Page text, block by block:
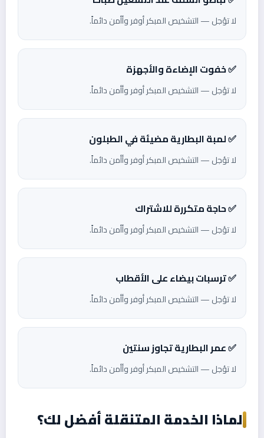
لا تؤجل — التشخيص المبكر أوفر وأأمن دائماً.
✅ خفوت الإضاءة والأجهزة
لا تؤجل — التشخيص المبكر أوفر وأأمن دائماً.
✅ لمبة البطارية مضيئة في الطبلون
لا تؤجل — التشخيص المبكر أوفر وأأمن دائماً.
✅ حاجة متكررة للاشتراك
لا تؤجل — التشخيص المبكر أوفر وأأمن دائماً.
✅ ترسبات بيضاء على الأقطاب
لا تؤجل — التشخيص المبكر أوفر وأأمن دائماً.
✅ عمر البطارية تجاوز سنتين
لا تؤجل — التشخيص المبكر أوفر وأأمن دائماً.
لماذا الخدمة المتنقلة أفضل لك؟